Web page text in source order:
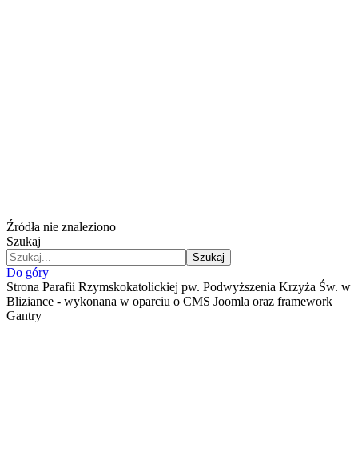
Źródła nie znaleziono
Szukaj
Szukaj
Do góry
Strona Parafii Rzymskokatolickiej pw. Podwyższenia Krzyża Św. w
Bliziance - wykonana w oparciu o CMS Joomla oraz framework
Gantry